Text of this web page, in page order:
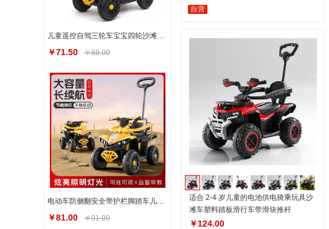
儿童遥控自驾三轮车宝宝四轮沙滩车电动车防侧翻安全带护栏脚踏车
￥71.50 ￥88.00
电动车防侧翻安全带护栏脚踏车儿童遥控自驾三轮车宝宝四轮沙滩车
￥81.00 ￥91.00
自营
适合 2-4 岁儿童的电池供电骑乘玩具沙
滩车塑料踏板滑行车带滑块推杆
￥124.00